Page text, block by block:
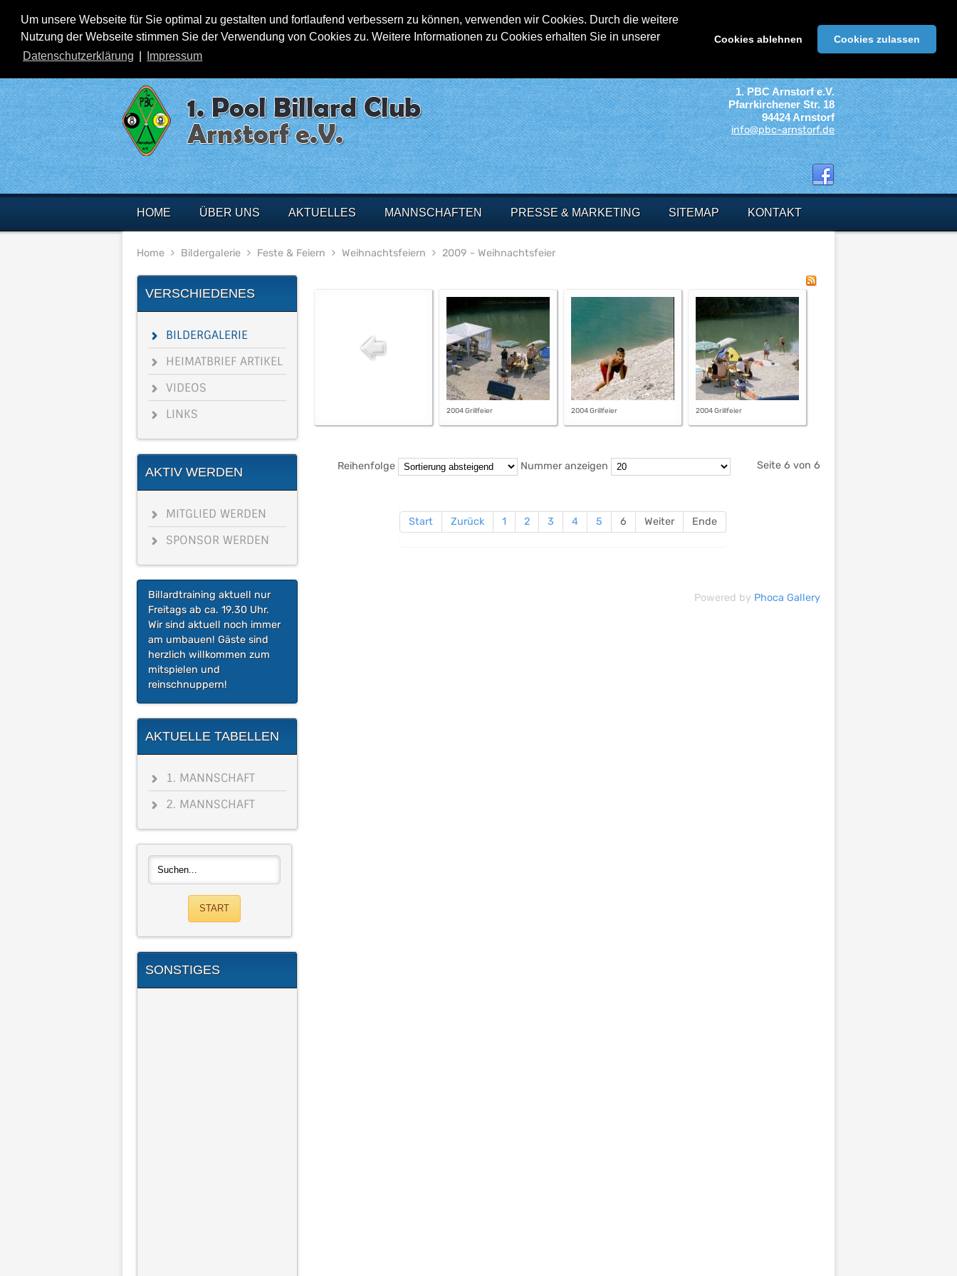
Um unsere Webseite für Sie optimal zu gestalten und fortlaufend verbessern zu können, verwenden wir Cookies. Durch die weitere
Nutzung der Webseite stimmen Sie der Verwendung von Cookies zu. Weitere Informationen zu Cookies erhalten Sie in unserer
Datenschutzerklärung
Impressum
Cookies ablehnen Cookies zulassen
1. PBC Arnstorf e.V.
Pfarrkirchener Str. 18
94424 Arnstorf
info@pbc-arnstorf.de
HOME ÜBER UNS AKTUELLES MANNSCHAFTEN PRESSE & MARKETING SITEMAP KONTAKT
Home Bildergalerie Feste & Feiern Weihnachtsfeiern 2009 - Weihnachtsfeier
VERSCHIEDENES
BILDERGALERIE
HEIMATBRIEF ARTIKEL
VIDEOS
LINKS
AKTIV WERDEN
MITGLIED WERDEN
SPONSOR WERDEN
Billardtraining aktuell nur
Freitags ab ca. 19.30 Uhr.
Wir sind aktuell noch immer
am umbauen! Gäste sind
herzlich willkommen zum
mitspielen und
reinschnuppern!
AKTUELLE TABELLEN
1. MANNSCHAFT
2. MANNSCHAFT
SONSTIGES
2004 Grillfeier 2004 Grillfeier 2004 Grillfeier
Reihenfolge Nummer anzeigen Seite 6 von 6
Start Zurück 1 2 3 4 5 6 Weiter Ende
Powered by Phoca Gallery